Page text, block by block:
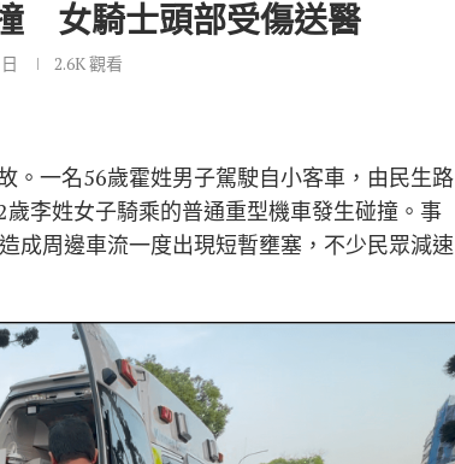
女騎士頭部受傷送醫
2.6K觀看
。一名56歲霍姓男子駕駛自小客車，由民生路
李姓女子騎乘的普通重型機車發生碰撞。事
成周邊車流一度出現短暫壅塞，不少民眾減速